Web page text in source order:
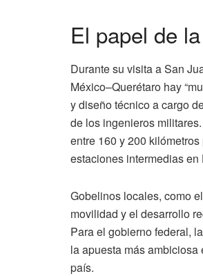
El papel de
Durante su visita a San
México–Querétaro hay
y diseño técnico a cargo
de los ingenieros
entre 160 y 200
estaciones intermedias
Gobelinos locales, como
movilidad y el desarrollo
Para el gobierno federal,
la apuesta más
país.